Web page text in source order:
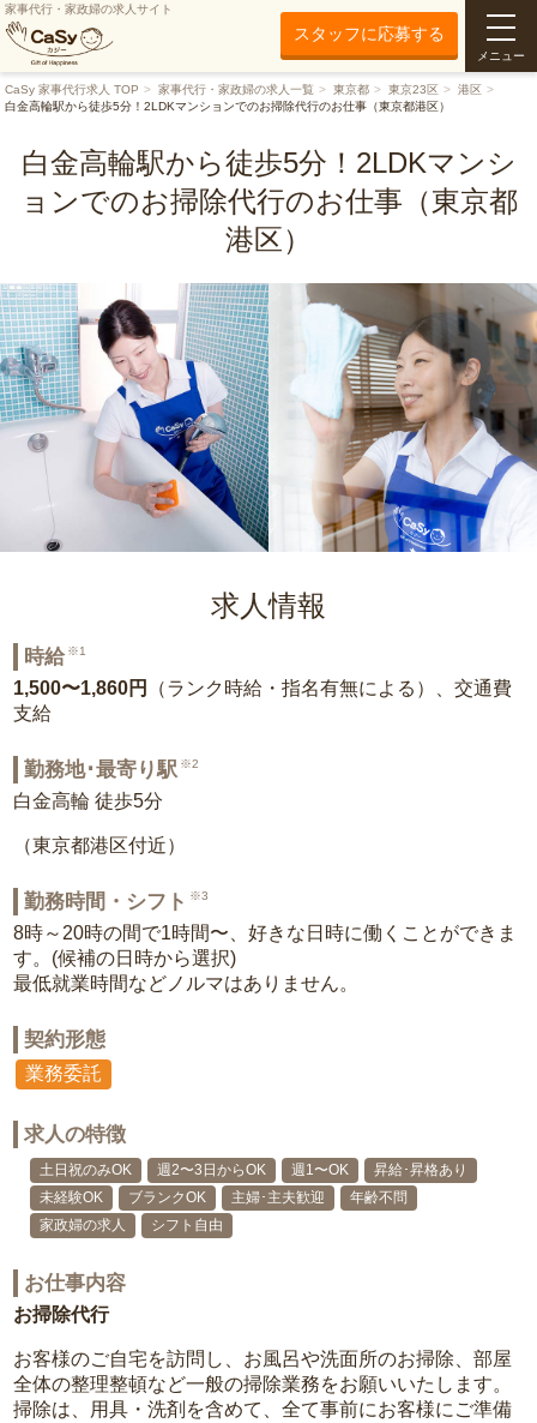
家事代行・家政婦の求人サイト
スタッフに応募する
メニュー
CaSy 家事代行求人 TOP 家事代行・家政婦の求人一覧 東京都 東京23区
港区
白金高輪駅から徒歩5分！2LDKマンションでのお掃除代行のお仕事（東京都港区）
白金高輪駅から徒歩5分！2LDKマンシ
ョンでのお掃除代行のお仕事（東京都
港区）
求人情報
時給 ※1
1,500〜1,860円
（ランク時給・指名有無による）、交通費
支給
勤務地･最寄り駅 ※2
白金高輪 徒歩5分
（東京都港区付近）
勤務時間・シフト ※3
8時～20時の間で1時間〜、好きな日時に働くことができま
す。(候補の日時から選択)
最低就業時間などノルマはありません。
契約形態
業務委託
求人の特徴
土日祝のみOK 週2〜3日からOK 週1〜OK
昇給･昇格あり
未経験OK
ブランクOK 主婦･主夫歓迎
年齢不問
家政婦の求人
シフト自由
お仕事内容
お掃除代行
お客様のご自宅を訪問し、お風呂や洗面所のお掃除、部屋
全体の整理整頓など一般の掃除業務をお願いいたします。
掃除は、用具・洗剤を含めて、全て事前にお客様にご準備